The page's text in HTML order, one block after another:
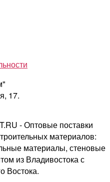
17.
- Оптовые поставки
материалов:
материалы, стеновые
из Владивостока с
Востока.